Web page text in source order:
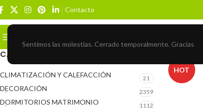
Sentimos las molestias. Cerrado temporalmente. Gracias
Contacto
CATEGORÍAS DEL PRODUCTO
CLIMATIZACIÓN Y CALEFACCIÓN 21
DECORACIÓN 2359
DORMITORIOS MATRIMONIO 1112
HOT